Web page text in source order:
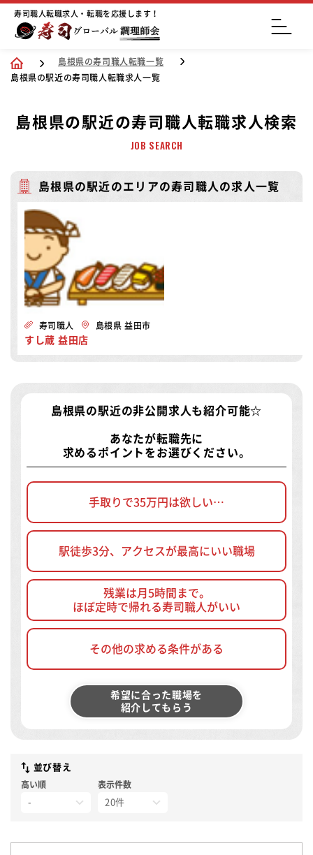
寿司職人転職求人・転職を応援します！
島根県の寿司職人転職一覧
島根県の駅近の寿司職人転職求人一覧
島根県の駅近の寿司職人転職求人検索
JOB SEARCH
島根県の駅近のエリアの寿司職人の求人一覧
寿司職人 島根県 益田市
すし蔵 益田店
島根県の駅近の非公開求人 も紹介可能☆
あなたが転職先に
求めるポイントをお選びください。
手取りで35万円は欲しい…
駅徒歩3分、アクセスが最高にいい職場
残業は月5時間まで。
ほぼ定時で帰れる寿司職人がいい
その他の求める条件がある
希望に合った職場を
紹介してもらう
並び替え
高い順 表示件数